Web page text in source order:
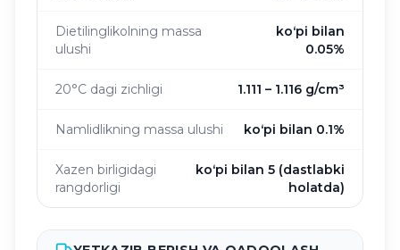
Dietilinglikolning massa
ulushi
koʻpi bilan
0.05%
20°C dagi zichligi 1.111 – 1.116 g/cm³
Namlidlikning massa ulushi koʻpi bilan 0.1%
Xazen birligidagi
rangdorligi
koʻpi bilan 5 (dastlabki
holatda)